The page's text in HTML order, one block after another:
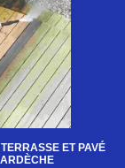
ET PAVÉ